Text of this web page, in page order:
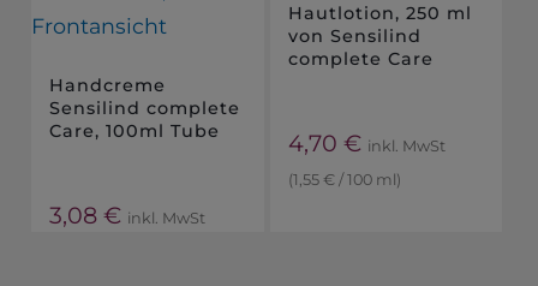
Handcreme
Sensilind complete
Care, 100ml Tube
3,08€ inkl. MwSt
Hautlotion, 250 ml
von Sensilind
complete Care
4,70 € inkl. MwSt
(1,55 €/100 ml)